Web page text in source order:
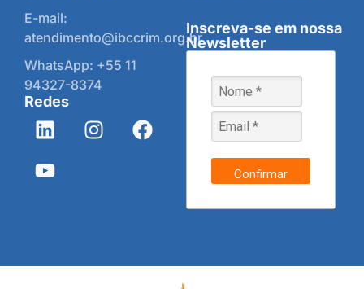
E-mail:
atendimento@ibccrim.org.br
WhatsApp: +55 11
94327-8374
Redes
Inscreva-se em nossa
Newsletter
Confirmar